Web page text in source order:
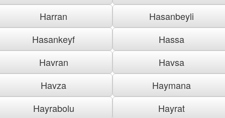
Harran
Hasanbeyli
Hasankeyf
Hassa
Havran
Havsa
Havza
Haymana
Hayrabolu
Hayrat